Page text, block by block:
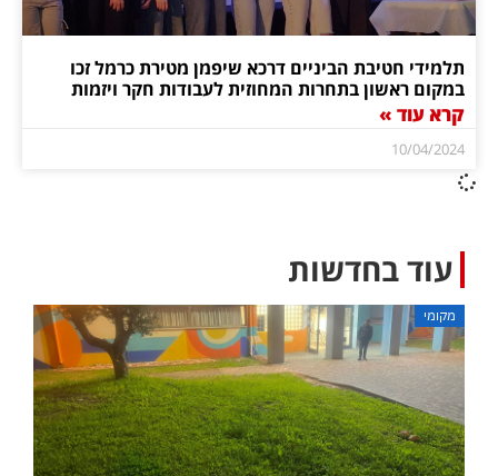
תלמידי חטיבת הביניים דרכא שיפמן מטירת כרמל זכו
במקום ראשון בתחרות המחוזית לעבודות חקר ויזמות
קרא עוד »
10/04/2024
עוד בחדשות
מקומי